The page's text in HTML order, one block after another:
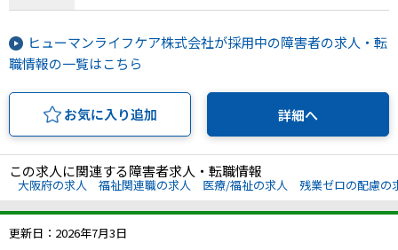
ヒューマンライフケア株式会社が採用中の障害者の求人・転
職情報の一覧はこちら
お気に入り追加 詳細へ
この求人に関連する障害者求人・転職情報
大阪府の求人 福祉関連職の求人 医療/福祉の求人 残業ゼロの配慮の
更新日：2026年7月3日